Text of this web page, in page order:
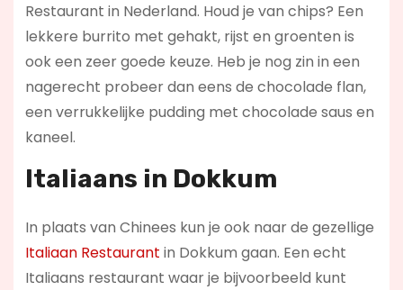
Restaurant in Nederland. Houd je van chips? Een
lekkere burrito met gehakt, rijst en groenten is
ook een zeer goede keuze. Heb je nog zin in een
nagerecht probeer dan eens de chocolade flan,
een verrukkelijke pudding met chocolade saus en
kaneel.
Italiaans in Dokkum
In plaats van Chinees kun je ook naar de gezellige
Italiaan Restaurant in Dokkum gaan. Een echt
Italiaans restaurant waar je bijvoorbeeld kunt